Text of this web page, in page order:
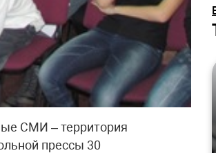
СМИ – территория
прессы 30